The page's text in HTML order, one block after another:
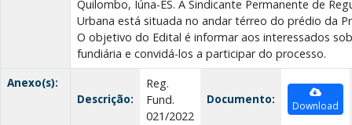
Quilombo, Iúna-ES. A Sindicante Permanente de
Urbana está situada no andar térreo do prédio da
O objetivo do Edital é informar aos interessados
fundiária e convidá-los a participar do processo.
Anexo(s):
Descrição:
Reg.
Fund.
021/2022
Documento: Download